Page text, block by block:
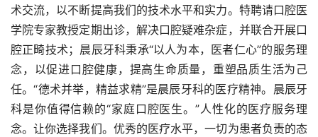
术交流，以不断提高我们的技术水平和实力。特聘请口腔医
学院专家教授定期出诊，解决口腔疑难杂症，并联合开展口
腔正畸技术；晨辰牙科秉承“以人为本，医者仁心”的服务理
念，以促进口腔健康，提高生命质量，重塑品质生活为己
任。“德术并举，精益求精”是晨辰牙科的医疗精神。晨辰牙
科是你值得信赖的“家庭口腔医生。”人性化的医疗服务理
念。让你选择我们。优秀的医疗水平，一切为患者负责的态